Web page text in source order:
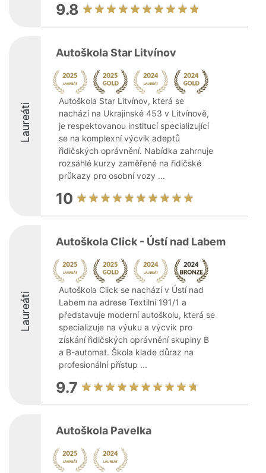
9.8
Laureáti
Autoškola Star Litvínov
Autoškola Star Litvínov, která se
nachází na Ukrajinské 453 v Litvínově,
je respektovanou institucí specializující
se na komplexní výcvik adeptů
řidičských oprávnění. Nabídka zahrnuje
rozsáhlé kurzy zaměřené na řidičské
průkazy pro osobní vozy ...
10
Laureáti
Autoškola Click - Ústí nad Labem
Autoškola Click se nachází v Ústí nad
Labem na adrese Textilní 191/1 a
představuje moderní autoškolu, která se
specializuje na výuku a výcvik pro
získání řidičských oprávnění skupiny B
a B-automat. Škola klade důraz na
profesionální přístup ...
9.7
Autoškola Pavelka